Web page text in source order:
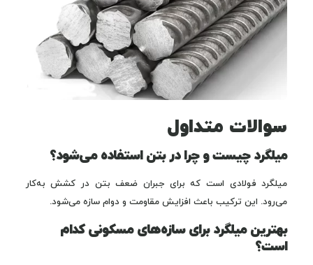
سوالات متداول
میلگرد چیست و چرا در بتن استفاده می‌شود؟
میلگرد فولادی است که برای جبران ضعف بتن در کشش به‌کار
می‌رود. این ترکیب باعث افزایش مقاومت و دوام سازه می‌شود.
بهترین میلگرد برای سازه‌های مسکونی کدام
است؟